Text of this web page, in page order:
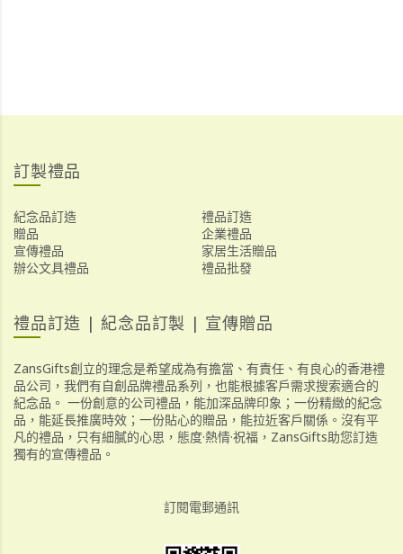
訂製禮品
紀念品訂造
禮品訂造
贈品
企業禮品
宣傳禮品
家居生活贈品
辦公文具禮品
禮品批發
禮品訂造 | 紀念品訂製 | 宣傳贈品
ZansGifts創立的理念是希望成為有擔當、有責任、有良心的香港禮
品公司，我們有自創品牌禮品系列，也能根據客戶需求搜索適合的
紀念品。 一份創意的公司禮品，能加深品牌印象；一份精緻的紀念
品，能延長推廣時效；一份貼心的贈品，能拉近客戶關係。沒有平
凡的禮品，只有細膩的心思，態度·熱情·祝福，ZansGifts助您訂造
獨有的宣傳禮品。
訂閱電郵通訊